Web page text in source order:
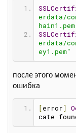
erdata/
erdata/
ey1.pem"
после этого
ошибка
error
cate